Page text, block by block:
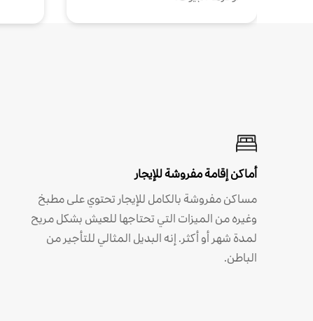
أماكن إقامة مفروشة للإيجار
مساكن مفروشة بالكامل للإيجار تحتوي على مطبخ
وغيره من الميزات التي تحتاجها للعيش بشكل مريح
لمدة شهر أو أكثر. إنه البديل المثالي للتأجير من
الباطن.